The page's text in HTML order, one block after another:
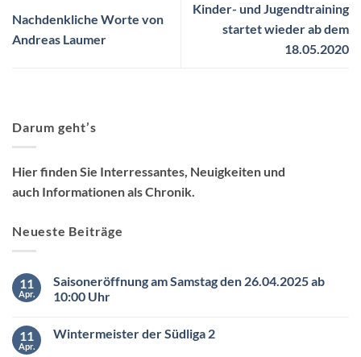
Nachdenkliche Worte von
Andreas Laumer
Kinder- und Jugendtraining
startet wieder ab dem
18.05.2020
Darum geht’s
Hier finden Sie Interressantes, Neuigkeiten und
auch Informationen als Chronik.
Neueste Beiträge
11
Apr.
Saisoneröffnung am Samstag den 26.04.2025 ab
10:00 Uhr
zu
11
Apr.
Wintermeister der Südliga 2